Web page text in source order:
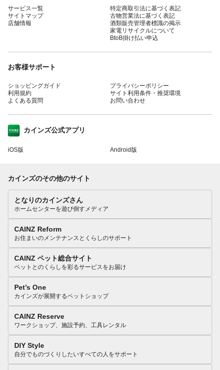
サービス一覧
サイトマップ
店舗情報
特定商取引法に基づく表記
古物営業法に基づく表記
酒類販売管理者標識の掲示
家電リサイクルについて
BtoB掛け払い申込
お客様サポート
ショッピングガイド
利用規約
よくある質問
プライバシーポリシー
サイト利用条件・推奨環境
お問い合わせ
カインズ公式アプリ
iOS版 Android版
カインズのその他のサイト
となりのカインズさん
ホームセンターを遊び倒すメディア
CAINZ Reform
お住まいのメンテナンスとくらしのサポート
CAINZ ペット総合サイト
ペットとのくらしを彩るサービスをお届け
Pet’s One
カインズが展開するペットショップ
CAINZ Reserve
ワークショップ、施設予約、工具レンタル
DIY Style
自分でものづくりしたいすべての人をサポート